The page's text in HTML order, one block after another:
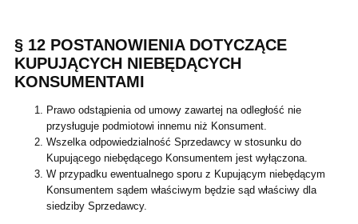
§ 12 POSTANOWIENIA DOTYCZĄCE
KUPUJĄCYCH NIEBĘDĄCYCH
KONSUMENTAMI
Prawo odstąpienia od umowy zawartej na odległość nie
przysługuje podmiotowi innemu niż Konsument.
Wszelka odpowiedzialność Sprzedawcy w stosunku do
Kupującego niebędącego Konsumentem jest wyłączona.
W przypadku ewentualnego sporu z Kupującym niebędącym
Konsumentem sądem właściwym będzie sąd właściwy dla
siedziby Sprzedawcy.